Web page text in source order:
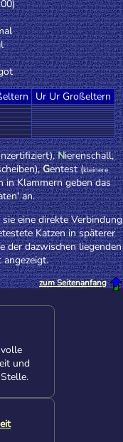
Ur Ur Großeltern
Nierenschall,
Gentest (kleinere
in Klammern geben das
an.
eine direkte Verbindung
Katzen in späterer
der dazwischen liegenden
zum Seitenanfang
und